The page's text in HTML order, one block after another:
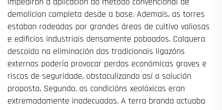
demolicion completa desde a base. Ademais, as torres
estaban rodeadas por grandes áreas de cultivo valiosas
e edificios industriais densamente poboados. Calquera
descoido na eliminación das tradicionais ligazóns
externas podería provocar perdas económicas graves e
riscos de seguridade, obstaculizando así a solución
proposta. Segundo, as condicións xeolóxicas eran
extremadamente inadecuadas. A terra branda actuaba